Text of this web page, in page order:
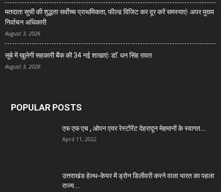
मतदाता सूची की शुद्धता सर्वाेच्च प्राथमिकता, फील्ड विजिट कर दूर करें समस्याएंः अपर मुख्य
निर्वाचन अधिकारी
August 3, 2026
सूबे में खुलेगी सहकारी बैंक की 34 नई शाखाएंः डाॅ. धन सिंह रावत
August 3, 2026
POPULAR POSTS
एफ एफ एच , ओपन एयर रेस्टोरेंट देहरादून मेहमानों के स्वागत...
April 11, 2022
उत्तराखंड हेल्थ-केयर में ड्रोन डिलीवरी करने वाला भारत का पहला
राज्य...